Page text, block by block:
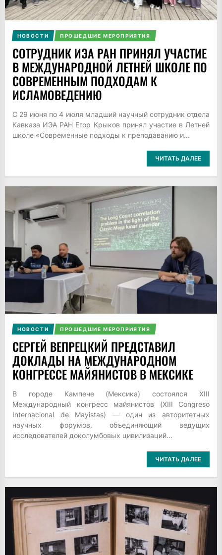
НОВОСТИ ПРОШЕДШИЕ МЕРОПРИЯТИЯ
СОТРУДНИК ИЭА РАН ПРИНЯЛ УЧАСТИЕ
В МЕЖДУНАРОДНОЙ ЛЕТНЕЙ ШКОЛЕ ПО
СОВРЕМЕННЫМ ПОДХОДАМ К
ИСЛАМОВЕДЕНИЮ
С 29 июня по 4 июля младший научный сотрудник отдела
Кавказа ИЭА РАН Егор Крыков принял участие в Летней
школе «Современные подходы к преподаванию и...
ЧИТАТЬ ДАЛЕЕ
НОВОСТИ ПРОШЕДШИЕ МЕРОПРИЯТИЯ
СЕРГЕЙ ВЕПРЕЦКИЙ ПРЕДСТАВИЛ
ДОКЛАДЫ НА МЕЖДУНАРОДНОМ
КОНГРЕССЕ МАЙЯНИСТОВ В МЕКСИКЕ
В городе Кампече (Мексика) состоялся XIII
Международный конгресс майянистов (XIII Congreso
Internacional de Mayistas) — один из авторитетных
научных форумов, объединяющий ведущих
исследователей доколумбовых цивилизаций...
ЧИТАТЬ ДАЛЕЕ